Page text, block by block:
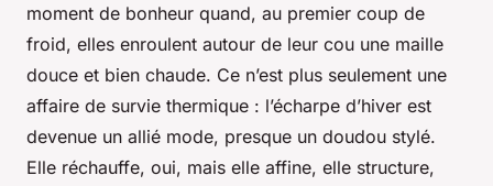
moment de bonheur quand, au premier coup de
froid, elles enroulent autour de leur cou une maille
douce et bien chaude. Ce n’est plus seulement une
affaire de survie thermique : l’écharpe d’hiver est
devenue un allié mode, presque un doudou stylé.
Elle réchauffe, oui, mais elle affine, elle structure,